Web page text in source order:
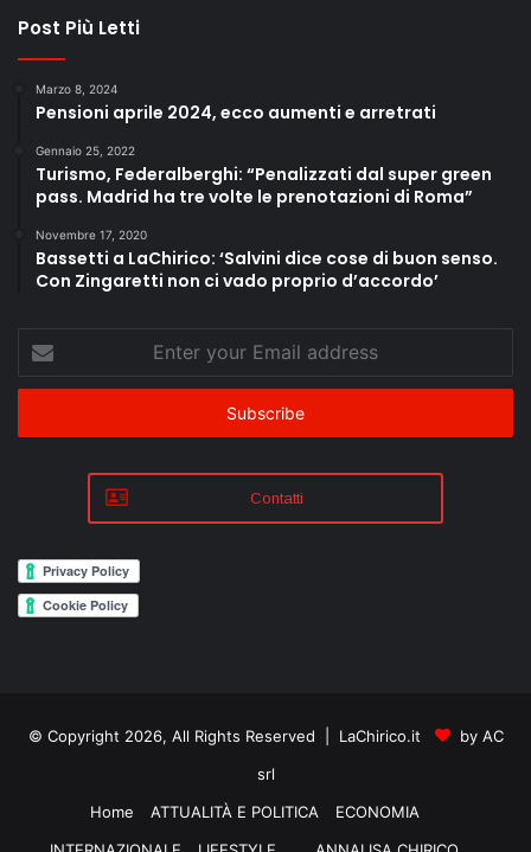
Post Più Letti
Marzo 8, 2024
Pensioni aprile 2024, ecco aumenti e arretrati
Gennaio 25, 2022
Turismo, Federalberghi: “Penalizzati dal super green
pass. Madrid ha tre volte le prenotazioni di Roma”
Novembre 17, 2020
Bassetti a LaChirico: ‘Salvini dice cose di buon senso.
Con Zingaretti non ci vado proprio d’accordo’
your
Email
Contatti
© Copyright 2026, All Rights Reserved | LaChirico.it
by AC
srl
Home
ATTUALITÀ E POLITICA
ECONOMIA